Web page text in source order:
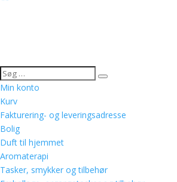
Min konto
Kurv
Fakturering- og leveringsadresse
Bolig
Duft til hjemmet
Aromaterapi
Tasker, smykker og tilbehør